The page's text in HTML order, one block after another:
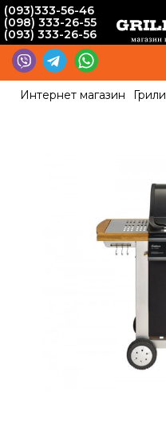
(093)333-56-46
(098) 333-26-55
(093) 333-26-56
Интернет магазин Грили